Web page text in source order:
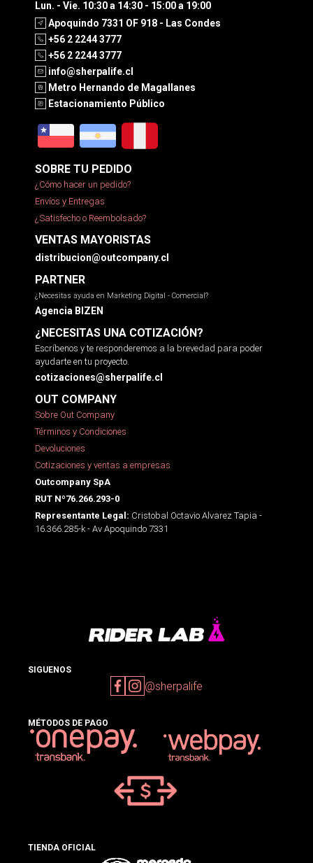
Lun. - Vie. 10:30 a 14:30 - 15:00 a 19:00
Apoquindo 7331 OF 918 - Las Condes
+56 2 2244 3777
+56 2 2244 3777
info@sherpalife.cl
Metro Hernando de Magallanes
Estacionamiento Público
SOBRE TU PEDIDO
¿Cómo hacer un pedido?
Envíos y Entregas
¿Satisfecho o Reembolsado?
VENTAS MAYORISTAS
distribucion@outcompany.cl
PARTNER
¿Necesitas ayuda en Marketing Digital - Comercial?
Agencia BIZEN
¿NECESITAS UNA COTIZACIÓN?
Escríbenos y te responderemos a la brevedad para poder
ayudarte en tu proyecto.
cotizaciones@sherpalife.cl
OUT COMPANY
Sobre Out Company
Términos y Condiciones
Devoluciones
Cotizaciones y ventas a empresas
Outcompany SpA
RUT Nº76.266.293-0
Representante Legal: Cristobal Octavio Alvarez Tapia -
16.366.285-k - Av Apoquindo 7331
SIGUENOS
@sherpalife
MÉTODOS DE PAGO
TIENDA OFICIAL